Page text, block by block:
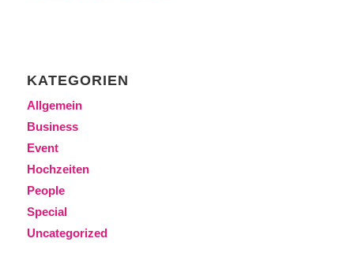
KATEGORIEN
Allgemein
Business
Event
Hochzeiten
People
Special
Uncategorized